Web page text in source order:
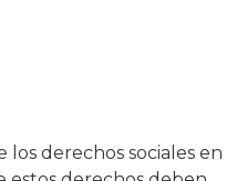
derechos sociales en